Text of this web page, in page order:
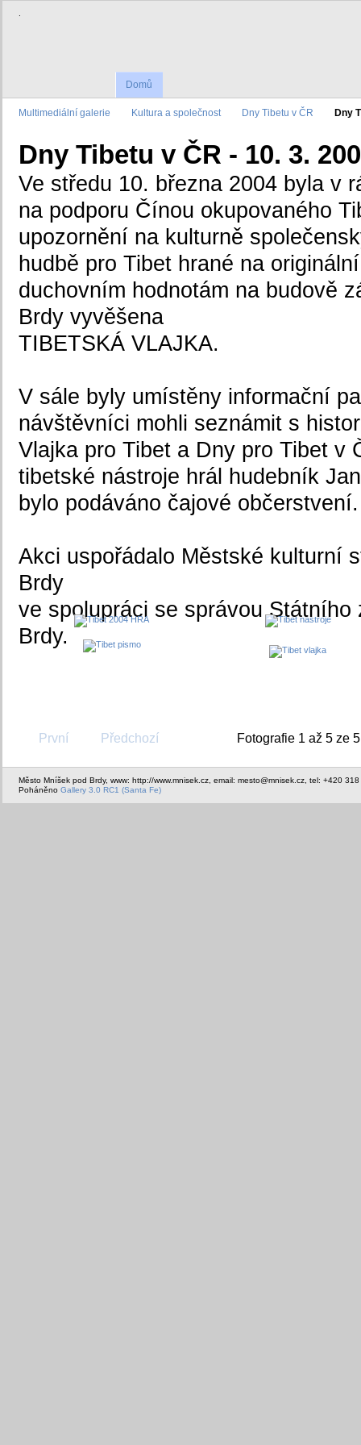
.
Domů
Multimediální galerie Kultura a společnost Dny Tibetu v ČR Dny
Dny Tibetu v ČR - 10. 3.
Ve středu 10. března 2004 byla v
na podporu Čínou okupovaného
upozornění na kulturně
hudbě pro Tibet hrané na
duchovním hodnotám na budově
Brdy vyvěšena
TIBETSKÁ VLAJKA.
V sále byly umístěny informační
návštěvníci mohli seznámit s
Vlajka pro Tibet a Dny pro Tibet v
tibetské nástroje hrál hudebník
bylo podáváno čajové občerstvení.
Akci uspořádalo Městské kulturní
Brdy
ve spolupráci se správou Státního
Brdy.
První Předchozí Fotografie 1 až 5 ze 5
Město Mníšek pod Brdy, www: http://www.mnisek.cz, email: mesto@mnisek.cz, tel: +420
Poháněno Gallery 3.0 RC1 (Santa Fe)